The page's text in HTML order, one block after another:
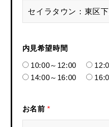
内見希望時間
10:00～12:00
14:00～16:00
お名前 *